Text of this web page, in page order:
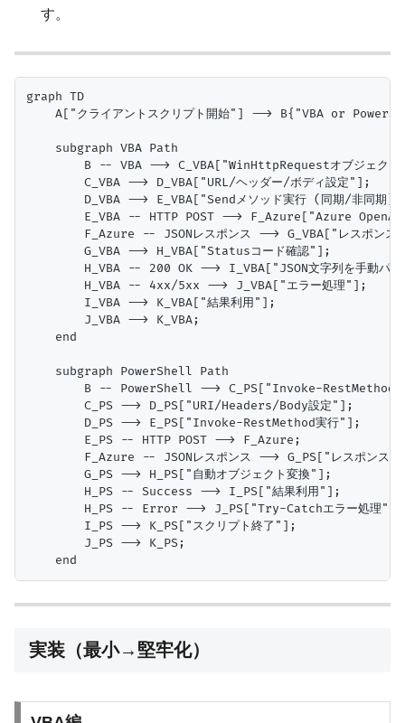
す。
graph TD
A["クライアントスクリプト開始"] --> B{"VBA or
    subgraph VBA Path
B -- VBA --> C_VBA["WinHttpRequestオブジェクト
        C_VBA --> D_VBA["URL/ヘッダー/ボディ設定"];
D_VBA --> E_VBA["Sendメソッド実行 (同期/非同期
E_VBA -- HTTP POST --> F_Azure["Azure
F_Azure -- JSONレスポンス --> G_VBA["レスポンス
        G_VBA --> H_VBA["Statusコード確認"];
H_VBA -- 200 OK --> I_VBA["JSON文字列を手動パー
        H_VBA -- 4xx/5xx --> J_VBA["エラー処理"];
        I_VBA --> K_VBA["結果利用"];
        J_VBA --> K_VBA;
    end
    subgraph PowerShell Path
B -- PowerShell --> C_PS["Invoke-RestMethod
        C_PS --> D_PS["URI/Headers/Body設定"];
        D_PS --> E_PS["Invoke-RestMethod実行"];
        E_PS -- HTTP POST --> F_Azure;
F_Azure -- JSONレスポンス --> G_PS["レスポンス受
        G_PS --> H_PS["自動オブジェクト変換"];
        H_PS -- Success --> I_PS["結果利用"];
        H_PS -- Error --> J_PS["Try-Catchエラー処理"];
        I_PS --> K_PS["スクリプト終了"];
        J_PS --> K_PS;
実装（最小→堅牢化）